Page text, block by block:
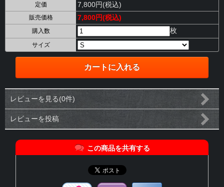
定価 7,800円(税込)
販売価格 7,800円(税込)
購入数 枚
サイズ
レビューを見る(0件)
レビューを投稿
この商品を共有する